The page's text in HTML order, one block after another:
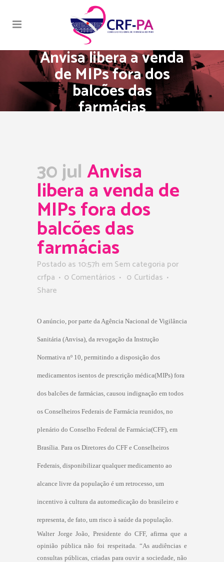
Anvisa libera a venda
de MIPs fora dos
balcões das
farmácias
30 julAnvisa
libera a venda de
MIPs fora dos
balcões das
farmácias
Postado as 10:57h em Sem categoria por
crfpa
0 Comentários 0 Curtidas
Share
O anúncio, por parte da Agência Nacional de Vigilância
Sanitária (Anvisa), da revogação da Instrução
Normativa nº 10, permitindo a disposição dos
medicamentos isentos de prescrição médica(MIPs) fora
dos balcões de farmácias, causou indignação em todos
os Conselheiros Federais de Farmácia reunidos, no
plenário do Conselho Federal de Farmácia(CFF), em
Brasília. Para os Diretores do CFF e Conselheiros
Federais, disponibilizar qualquer medicamento ao
alcance livre da população é um retrocesso, um
incentivo à cultura da automedicação do brasileiro e
representa, de fato, um risco à saúde da população.
Walter Jorge João, Presidente do CFF, afirma que a
opinião pública não foi respeitada. “As audiências e
consultas públicas, criadas para ouvir a sociedade, não